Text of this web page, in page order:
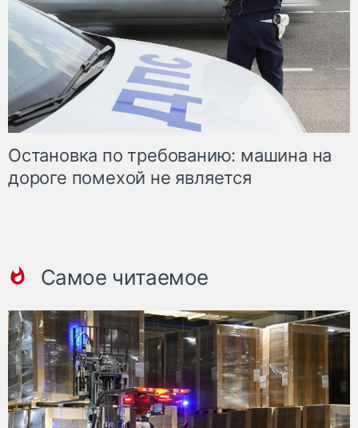
Остановка по требованию: машина на
дороге помехой не является
Самое читаемое